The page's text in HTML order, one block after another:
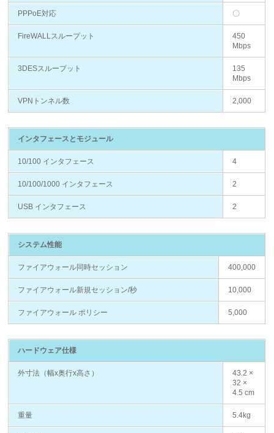
PPPoE対応 〇
FireWALLスループット
450
Mbps
3DESスループット
135
Mbps
VPNトンネル数 2,000
インタフェースとモジュール
10/100 インタフェース 4
10/100/1000 インタフェース 2
USB インタフェース 2
システム性能
ファイアウォール同時セッション 400,000
ファイアウォール新規セッション/秒 10,000
ファイアウォール ポリシー 5,000
ハードウェア仕様
外寸法（幅x奥行x高さ）
43.2 ×
32 ×
4.5 cm
重量 5.4kg